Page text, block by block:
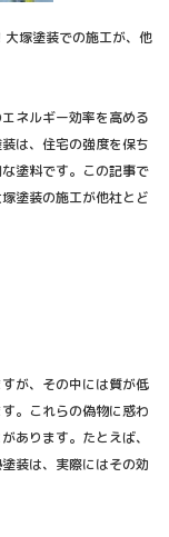
塚塗装での施工が、他
ネルギー効率を高める
は、住宅の強度を保ち
塗料です。この記事で
塗装の施工が他社とど
が、その中には質が低
。これらの偽物に惑わ
あります。たとえば、
装は、実際にはその効